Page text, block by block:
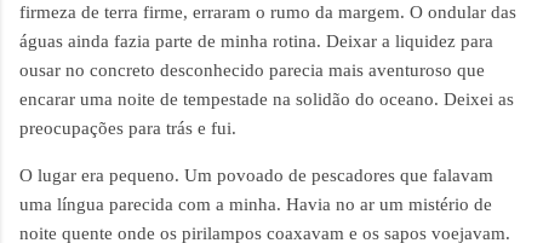
firmeza de terra firme, erraram o rumo da margem. O ondular das
águas ainda fazia parte de minha rotina. Deixar a liquidez para
ousar no concreto desconhecido parecia mais aventuroso que
encarar uma noite de tempestade na solidão do oceano. Deixei as
preocupações para trás e fui.
O lugar era pequeno. Um povoado de pescadores que falavam
uma língua parecida com a minha. Havia no ar um mistério de
noite quente onde os pirilampos coaxavam e os sapos voejavam.